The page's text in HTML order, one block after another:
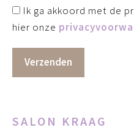
Ik ga akkoord met de
hier onze
SALON KRAAG